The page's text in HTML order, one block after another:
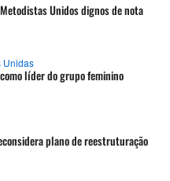
Unidos dignos de nota
Unidas
líder do grupo feminino
plano de reestruturação